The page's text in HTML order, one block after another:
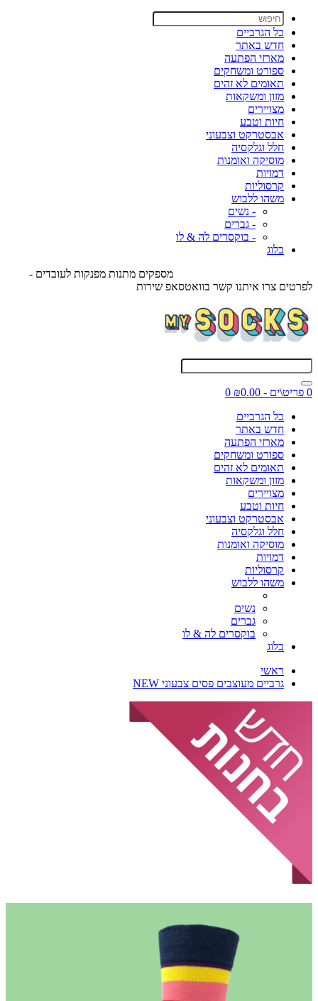
כל הגרביים
חדש באתר
מארזי הפתעה
ספורט ומשחקים
תאומים לא זהים
מזון ומשקאות
מצויירים
חיות וטבע
אבסטרקט וצבעוני
חלל וגלקסיה
מוסיקה ואומנות
דמויות
קרסוליות
משהו ללבוש
- נשים
- גברים
- בוקסרים לה & לו
בלוג
מספקים מתנות מפנקות לעובדים -
לפרטים צרו איתנו קשר בוואטסאפ שירות
0 פריט\ים - ₪0.00
0
כל הגרביים
חדש באתר
מארזי הפתעה
ספורט ומשחקים
תאומים לא זהים
מזון ומשקאות
מצויירים
חיות וטבע
אבסטרקט וצבעוני
חלל וגלקסיה
מוסיקה ואומנות
דמויות
קרסוליות
משהו ללבוש
נשים
גברים
בוקסרים לה & לו
בלוג
ראשי
גרביים מעוצבים פסים צבעוני NEW